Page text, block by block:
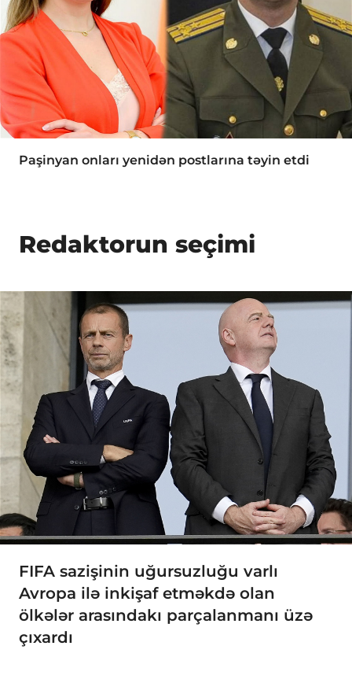
Paşinyan onları yenidən postlarına təyin etdi
Redaktorun seçimi
FIFA sazişinin uğursuzluğu varlı
Avropa ilə inkişaf etməkdə olan
ölkələr arasındakı parçalanmanı üzə
çıxardı